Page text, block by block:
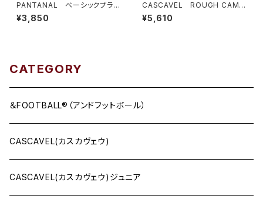
PANTANAL ベーシックプラT
シャツ イエロー
¥3,850
CASCAVEL ROUGH CAMO
BOX TEE ホワイトカモ１
¥5,610
CATEGORY
＆FOOTBALL®（アンドフットボール）
CASCAVEL(カスカヴェウ)
CASCAVEL(カスカヴェウ)ジュニア